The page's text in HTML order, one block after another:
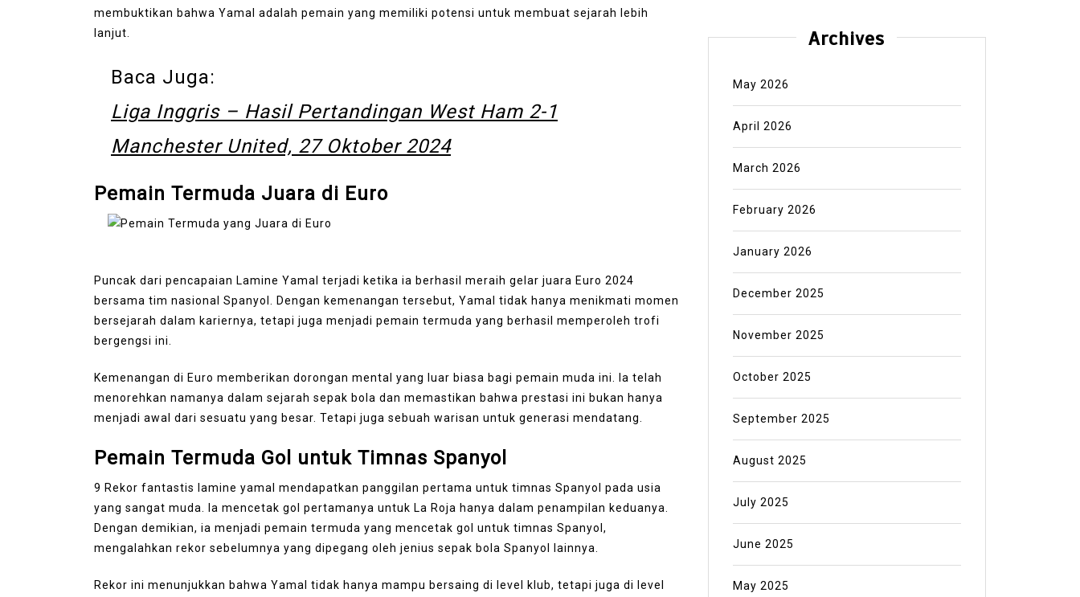
membuktikan bahwa Yamal adalah pemain yang memiliki potensi untuk membuat sejarah lebih
lanjut.
Baca Juga:
Liga Inggris – Hasil Pertandingan West Ham 2-1
Manchester United, 27 Oktober 2024
Pemain Termuda Juara di Euro
Puncak dari pencapaian Lamine Yamal terjadi ketika ia berhasil meraih gelar juara Euro 2024
bersama tim nasional Spanyol. Dengan kemenangan tersebut, Yamal tidak hanya menikmati momen
bersejarah dalam kariernya, tetapi juga menjadi pemain termuda yang berhasil memperoleh trofi
bergengsi ini.
Kemenangan di Euro memberikan dorongan mental yang luar biasa bagi pemain muda ini. Ia telah
menorehkan namanya dalam sejarah sepak bola dan memastikan bahwa prestasi ini bukan hanya
menjadi awal dari sesuatu yang besar. Tetapi juga sebuah warisan untuk generasi mendatang.
Pemain Termuda Gol untuk Timnas Spanyol
9 Rekor fantastis lamine yamal mendapatkan panggilan pertama untuk timnas Spanyol pada usia
yang sangat muda. Ia mencetak gol pertamanya untuk La Roja hanya dalam penampilan keduanya.
Dengan demikian, ia menjadi pemain termuda yang mencetak gol untuk timnas Spanyol,
mengalahkan rekor sebelumnya yang dipegang oleh jenius sepak bola Spanyol lainnya.
Rekor ini menunjukkan bahwa Yamal tidak hanya mampu bersaing di level klub, tetapi juga di level
Archives
May 2026
April 2026
March 2026
February 2026
January 2026
December 2025
November 2025
October 2025
September 2025
August 2025
July 2025
June 2025
May 2025